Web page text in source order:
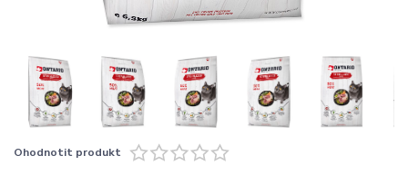
Ohodnotit produkt